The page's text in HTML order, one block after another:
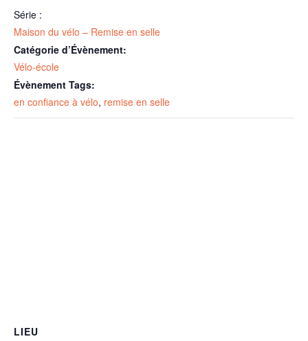
Série :
Maison du vélo – Remise en selle
Catégorie d’Évènement:
Vélo-école
Évènement Tags:
en confiance à vélo, remise en selle
LIEU